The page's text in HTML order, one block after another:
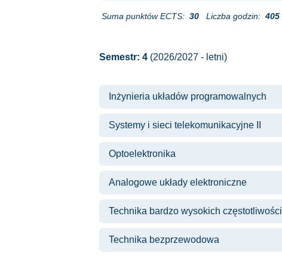
Suma punktów ECTS: 30 Liczba godzin: 405
Semestr: 4 (2026/2027 - letni)
Inżynieria układów programowalnych
Systemy i sieci telekomunikacyjne II
Optoelektronika
Analogowe układy elektroniczne
Technika bardzo wysokich częstotliwości
Technika bezprzewodowa